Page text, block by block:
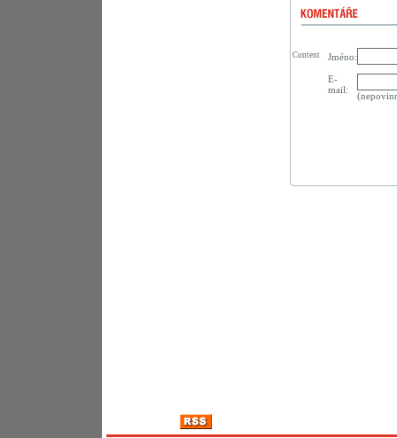
Jméno:
E-
mail:
Content